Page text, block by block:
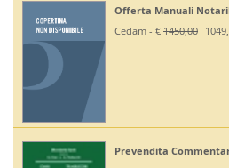
Offerta Manuali Notarili
Cedam - €1450,00 1049,00
Prevendita Commentario